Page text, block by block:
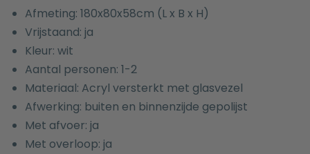
Afmeting: 180x80x58cm (L x B x H)
Vrijstaand: ja
Kleur: wit
Aantal personen: 1-2
Materiaal: Acryl versterkt met glasvezel
Afwerking: buiten en binnenzijde gepolijst
Met afvoer: ja
Met overloop: ja